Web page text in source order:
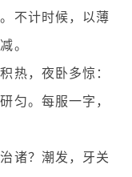
不计时候，以薄
。
热，夜卧多惊：
匀。每服一字，
诸？潮发，牙关